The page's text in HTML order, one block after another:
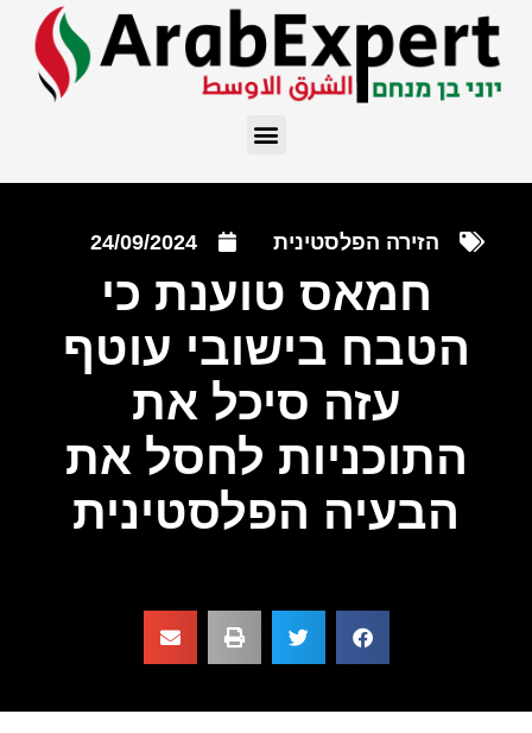
הזירה הפלסטינית 24/09/2024
חמאס טוענת כי
הטבח בישובי עוטף
עזה סיכל את
התוכניות לחסל את
הבעיה הפלסטינית